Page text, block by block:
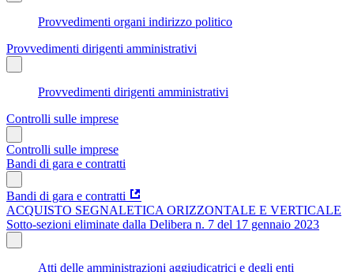
Provvedimenti organi indirizzo politico
Provvedimenti dirigenti amministrativi
Provvedimenti dirigenti amministrativi
Controlli sulle imprese
Controlli sulle imprese
Bandi di gara e contratti
Bandi di gara e contratti
ACQUISTO SEGNALETICA ORIZZONTALE E VERTICALE
Sotto-sezioni eliminate dalla Delibera n. 7 del 17 gennaio 2023
Atti delle amministrazioni aggiudicatrici e degli enti